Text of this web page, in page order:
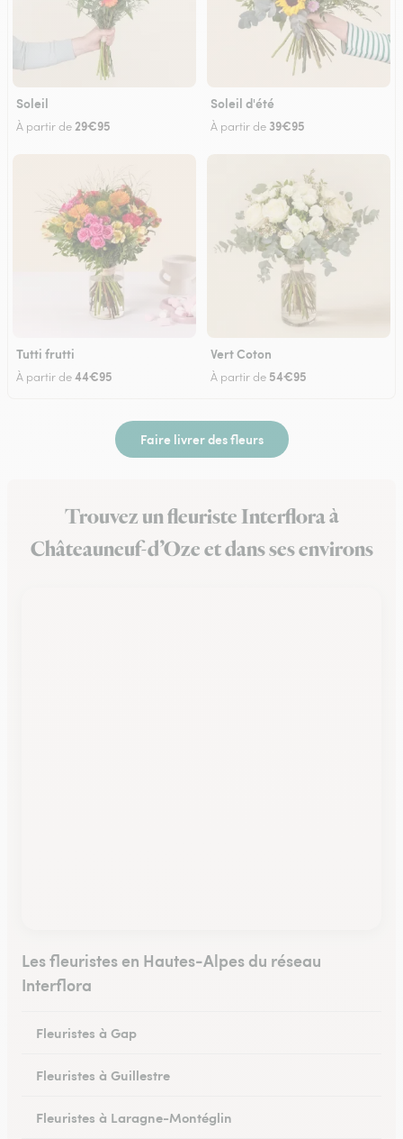
Soleil
À partir de 29€95
Soleil d'été
À partir de 39€95
Tutti frutti
À partir de44€95
Vert Coton
À partir de 54€95
Faire livrer des fleurs
Trouvez un fleuriste Interflora à
Châteauneuf-d’Oze et dans ses environs
Les fleuristes en Hautes-Alpes du réseau
Interflora
Fleuristes à Gap
Fleuristes à Guillestre
Fleuristes à Laragne-Montéglin